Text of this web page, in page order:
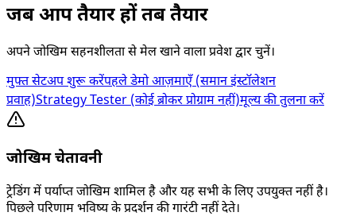
जब आप तैयार हों तब तैयार
अपने जोखिम सहनशीलता से मेल खाने वाला प्रवेश द्वार चुनें।
मुफ्त सेटअप शुरू करेंपहले डेमो आज़माएँ (समान इंस्टॉलेशन
प्रवाह)Strategy Tester (कोई ब्रोकर प्रोग्राम नहीं)मूल्य की तुलना करें
जोखिम चेतावनी
ट्रेडिंग में पर्याप्त जोखिम शामिल है और यह सभी के लिए उपयुक्त नहीं है।
पिछले परिणाम भविष्य के प्रदर्शन की गारंटी नहीं देते।